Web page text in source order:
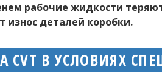
рабочие жидкости
износ деталей коробки.
CVT В УСЛОВИЯХ